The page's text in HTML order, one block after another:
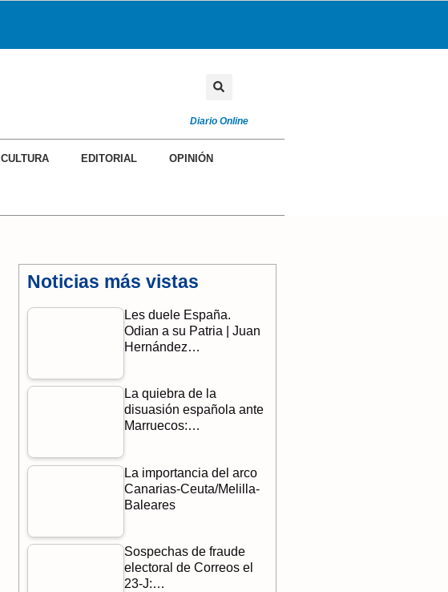
Diario Online
CULTURA EDITORIAL OPINIÓN
Noticias más vistas
Les duele España.
Odian a su Patria | Juan
Hernández…
La quiebra de la
disuasión española ante
Marruecos:…
La importancia del arco
Canarias-Ceuta/Melilla-
Baleares
Sospechas de fraude
electoral de Correos el
23-J:…